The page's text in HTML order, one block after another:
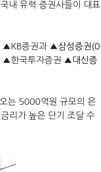
내 유력 증권사들이 대표
▲KB증권과 ▲삼성증권(0
▲한국투자증권 ▲대신증
는 5000억원 규모의 은
리가 높은 단기 조달 수